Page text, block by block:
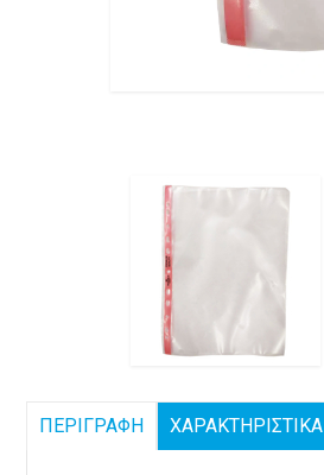
ΠΕΡΙΓΡΑΦΗ ΧΑΡΑΚΤΗΡΙΣΤΙΚΑ